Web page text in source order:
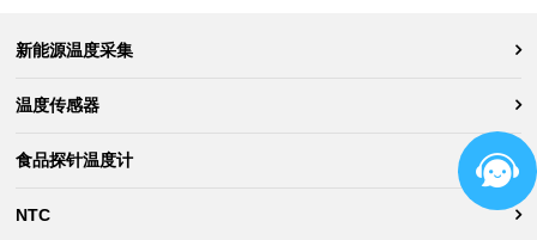
新能源温度采集
温度传感器
食品探针温度计
NTC